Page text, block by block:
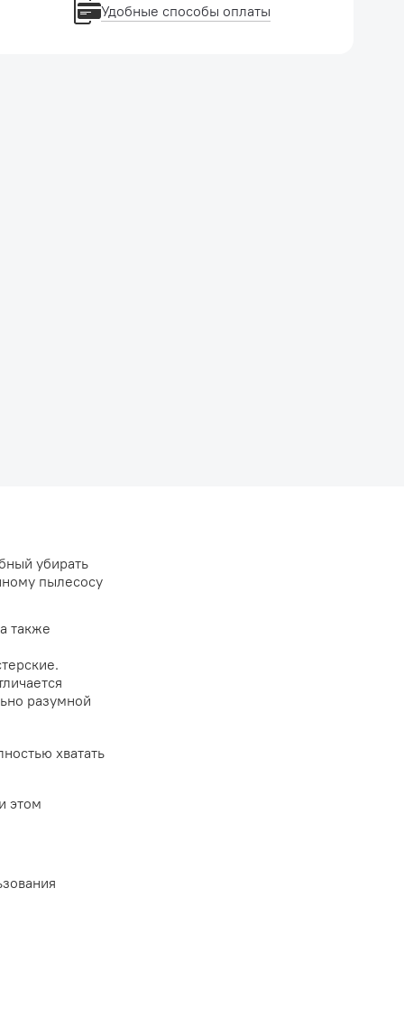
Удобные способы оплаты
убирать
пылесосу
также
разумной
хватать
этом